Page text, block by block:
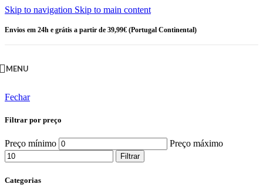
Skip to navigation Skip to main content
Envios em 24h e grátis a partir de 39,99€ (Portugal Continental)
MENU
Fechar
Filtrar por preço
Preço mínimo Preço máximo
Filtrar
Categorias